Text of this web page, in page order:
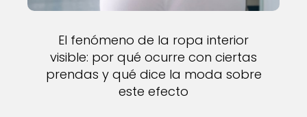
El fenómeno de la ropa interior
visible: por qué ocurre con ciertas
prendas y qué dice la moda sobre
este efecto